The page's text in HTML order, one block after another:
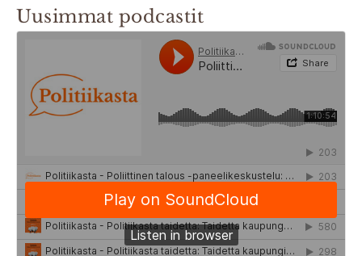
Uusimmat podcastit